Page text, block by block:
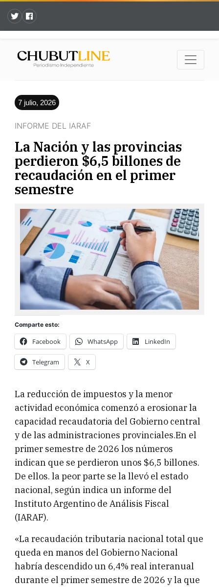
7 julio, 2026
INFORME DEL IARAF
La Nación y las provincias
perdieron $6,5 billones de
recaudación en el primer
semestre
Comparte esto:
Facebook WhatsApp LinkedIn
Telegram X
La reducción de impuestos y la menor
actividad económica comenzó a erosionar la
capacidad recaudatoria del Gobierno central
y de las administraciones provinciales.En el
primer semestre de 2026 los números
indican que se perdieron unos $6,5 billones.
De ellos. la peor parte se la llevó el estado
nacional, según indica un informe del
Instituto Argentino de Análisis Fiscal
(IARAF).
«La recaudación tributaria nacional total que
queda en manos del Gobierno Nacional
habría descendido un 6,4% real interanual
durante el primer semestre de 2026 y la que